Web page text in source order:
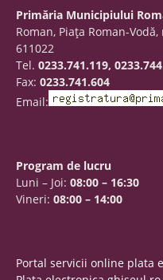
Primăria Municipiului
Roman, Piaţa Roman-
611022
Tel. 0233.741.119,
Fax: 0233.741.604
Email:
Program de lucru
Luni – Joi: 08:00 – 16:30
Vineri: 08:00 – 14:00
Portal servicii online plata